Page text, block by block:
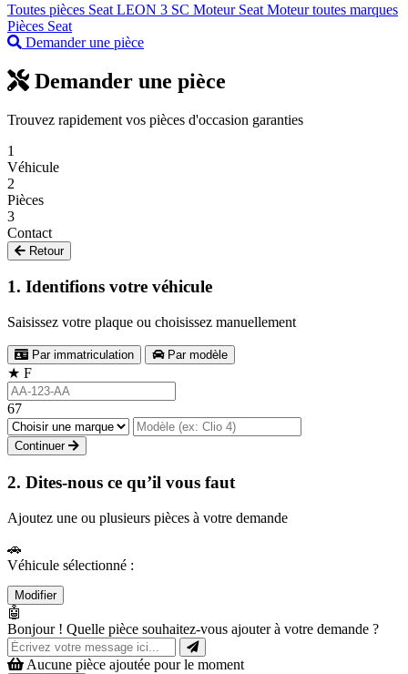
Toutes pièces Seat LEON 3 SC Moteur Seat Moteur toutes marques
Pièces Seat
Demander une pièce
Demander une pièce
Trouvez rapidement vos pièces d'occasion garanties
1
Véhicule
2
Pièces
3
Contact
Retour
1. Identifions votre véhicule
Saisissez votre plaque ou choisissez manuellement
Par immatriculation Par modèle
★ F
67
Continuer
2. Dites-nous ce qu’il vous faut
Ajoutez une ou plusieurs pièces à votre demande
🚗
Véhicule sélectionné :
Modifier
🤖
Bonjour ! Quelle pièce souhaitez-vous ajouter à votre demande ?
Aucune pièce ajoutée pour le moment